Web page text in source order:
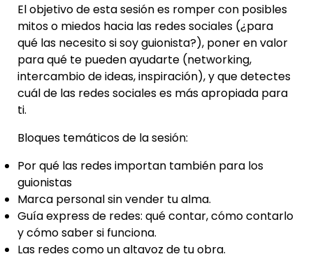
El objetivo de esta sesión es romper con posibles
mitos o miedos hacia las redes sociales (¿para
qué las necesito si soy guionista?), poner en valor
para qué te pueden ayudarte (networking,
intercambio de ideas, inspiración), y que detectes
cuál de las redes sociales es más apropiada para
ti.
Bloques temáticos de la sesión:
Por qué las redes importan también para los
guionistas
Marca personal sin vender tu alma.
Guía express de redes: qué contar, cómo contarlo
y cómo saber si funciona.
Las redes como un altavoz de tu obra.